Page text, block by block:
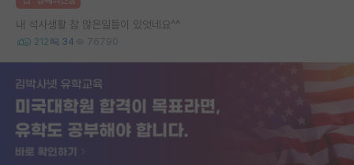
내 석사생활 참 많은일들이 있엇네요^^
212 34 76790